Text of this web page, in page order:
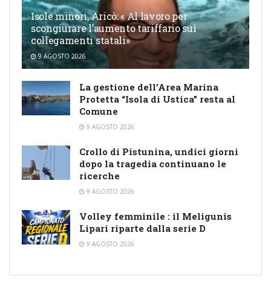
Isole minori, Aricò: « Al lavoro per
scongiurare l’aumento tariffario sui
collegamenti statali»
9 AGOSTO 2026
La gestione dell’Area Marina
Protetta “Isola di Ustica” resta al
Comune
9 AGOSTO 2026
Crollo di Pistunina, undici giorni
dopo la tragedia continuano le
ricerche
9 AGOSTO 2026
Volley femminile : il Meligunis
Lipari riparte dalla serie D
9 AGOSTO 2026